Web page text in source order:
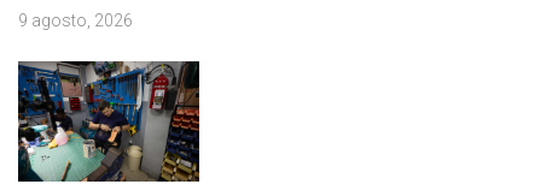
9 agosto, 2026